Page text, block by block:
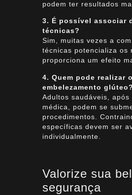
podem ter resultados
3. É possível associar
técnicas?
Sim, muitas vezes a
técnicas potencializa os
proporciona um efeito
4. Quem pode realizar o
embelezamento glúteo?
Adultos saudáveis, após
médica, podem se
procedimentos.
específicas devem ser
individualmente.
Valorize sua
segurança